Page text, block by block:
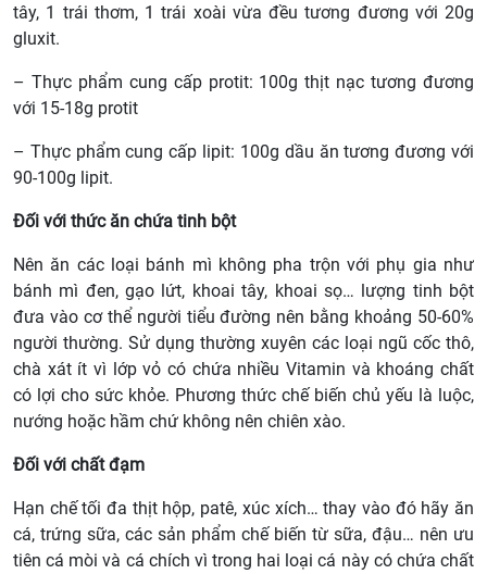
tây, 1 trái thơm, 1 trái xoài vừa đều tương đương với 20g
gluxit.
– Thực phẩm cung cấp protit: 100g thịt nạc tương đương
với 15-18g protit
– Thực phẩm cung cấp lipit: 100g dầu ăn tương đương với
90-100g lipit.
Đối với thức ăn chứa tinh bột
Nên ăn các loại bánh mì không pha trộn với phụ gia như
bánh mì đen, gạo lứt, khoai tây, khoai sọ… lượng tinh bột
đưa vào cơ thể người tiểu đường nên bằng khoảng 50-60%
người thường. Sử dụng thường xuyên các loại ngũ cốc thô,
chà xát ít vì lớp vỏ có chứa nhiều Vitamin và khoáng chất
có lợi cho sức khỏe. Phương thức chế biến chủ yếu là luộc,
nướng hoặc hầm chứ không nên chiên xào.
Đối với chất đạm
Hạn chế tối đa thịt hộp, patê, xúc xích… thay vào đó hãy ăn
cá, trứng sữa, các sản phẩm chế biến từ sữa, đậu… nên ưu
tiên cá mòi và cá chích vì trong hai loại cá này có chứa chất